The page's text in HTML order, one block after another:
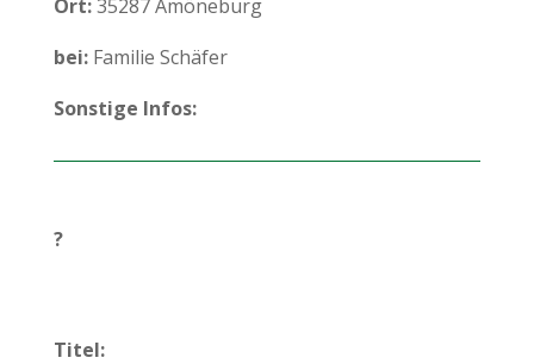
Ort:35287 Amöneburg
bei:Familie Schäfer
Sonstige Infos:
?
Titel: